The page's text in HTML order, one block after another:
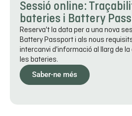
Sessió online:
bateries i Battery
Reserva't la data per a una nova
Battery Passport i als nous
intercanvi d'informació al llarg de la
les bateries.
Saber-ne més